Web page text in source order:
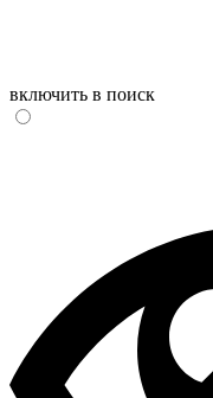
включить в поиск